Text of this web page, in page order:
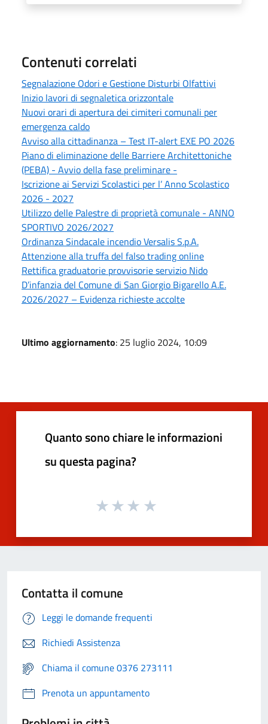
Contenuti correlati
Segnalazione Odori e Gestione Disturbi Olfattivi
Inizio lavori di segnaletica orizzontale
Nuovi orari di apertura dei cimiteri comunali per
emergenza caldo
Avviso alla cittadinanza – Test IT-alert EXE PO 2026
Piano di eliminazione delle Barriere Architettoniche
(PEBA) - Avvio della fase preliminare -
Iscrizione ai Servizi Scolastici per l’ Anno Scolastico
2026 - 2027
Utilizzo delle Palestre di proprietà comunale - ANNO
SPORTIVO 2026/2027
Ordinanza Sindacale incendio Versalis S.p.A.
Attenzione alla truffa del falso trading online
Rettifica graduatorie provvisorie servizio Nido
D’infanzia del Comune di San Giorgio Bigarello A.E.
2026/2027 – Evidenza richieste accolte
Ultimo aggiornamento: 25 luglio 2024, 10:09
Quanto sono chiare le informazioni
su questa pagina?
Contatta il comune
Leggi le domande frequenti
Richiedi Assistenza
Chiama il comune 0376 273111
Prenota un appuntamento